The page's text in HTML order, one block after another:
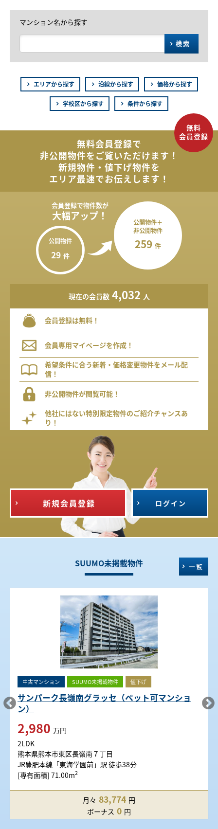
マンション名から探す
検索
エリアから探す 沿線から探す 価格から探す
学校区から探す 条件から探す
無料会員登録で
非公開物件をご覧いただけます！
新規物件・値下げ物件を
エリア最速でお伝えします！
会員登録で物件数が
大幅アップ！
公開物件
29 件
公開物件＋
非公開物件
259 件
現在の会員数 4,032 人
会員登録は無料！
会員専用マイページを作成！
希望条件に合う新着・価格変更物件をメール配
信！
非公開物件が閲覧可能！
他社にはない特別限定物件のご紹介チャンスあ
り！
新規会員登録 ログイン
SUUMO未掲載物件 一覧
中古マンション SUUMO未掲載物件 値下げ
サンパーク長嶺南グラッセ（ペット可マンショ
ン）
2,980 万円
2LDK
熊本県熊本市東区長嶺南７丁目
JR豊肥本線「東海学園前」駅 徒歩38分
[専有面積] 71.00m2
月々 83,774 円
ボーナス 0 円